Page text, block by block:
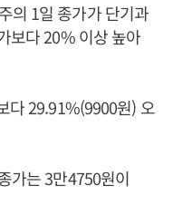
의 1일 종가가 단기과
보다 20% 이상 높아
다 29.91%(9900원) 오
가는 3만4750원이